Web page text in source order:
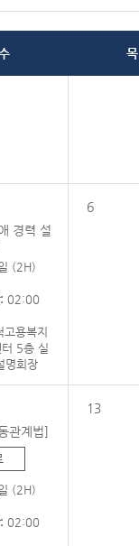
목
경력 설
(2H)
02:00
고용복지
5층 실
명회장
6
관계법]
(2H)
02:00
13